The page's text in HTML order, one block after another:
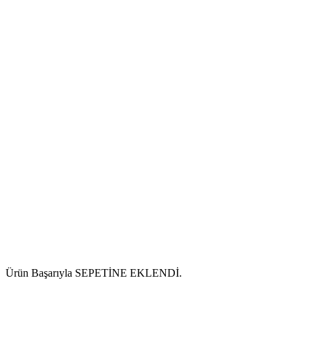
Ürün Başarıyla SEPETİNE EKLENDİ.